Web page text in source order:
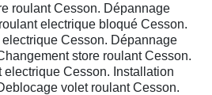
roulant Cesson. Dépannage
electrique bloqué Cesson.
Cesson. Dépannage
store roulant Cesson.
Cesson. Installation
volet roulant Cesson.